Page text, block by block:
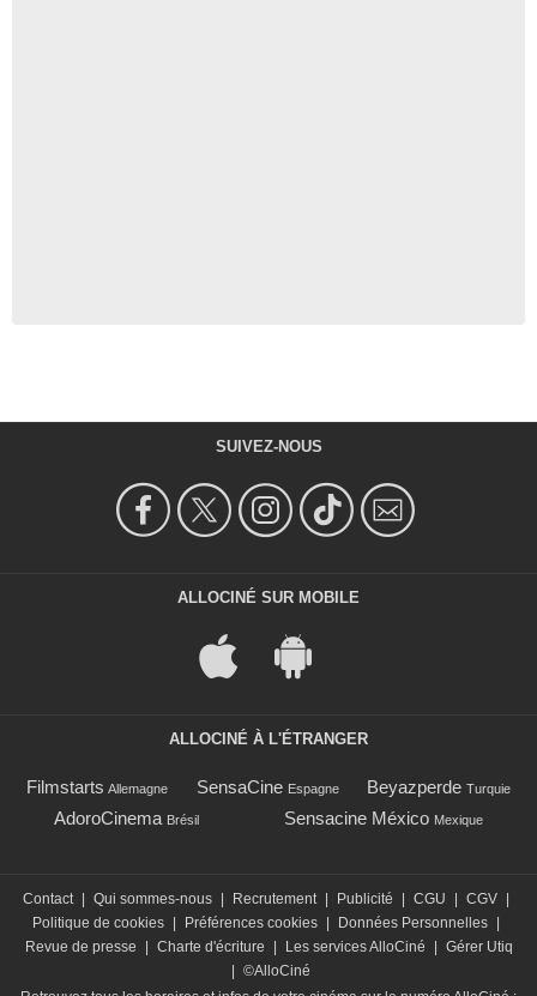
SUIVEZ-NOUS
ALLOCINÉ SUR MOBILE
ALLOCINÉ À L'ÉTRANGER
Filmstarts Allemagne SensaCine Espagne Beyazperde Turquie
AdoroCinema Brésil Sensacine México Mexique
Contact Qui sommes-nous Recrutement Publicité CGU CGV
Politique de cookies
Préférences cookies Données Personnelles
Revue de presse
Charte d'écriture Les services AlloCiné
Gérer Utiq
©AlloCiné